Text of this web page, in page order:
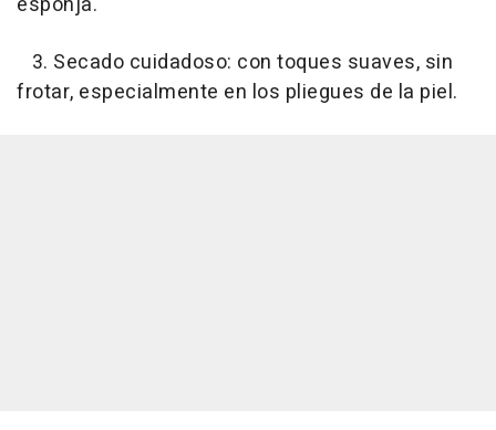
3. Secado cuidadoso: con toques suaves, sin
frotar, especialmente en los pliegues de la piel.